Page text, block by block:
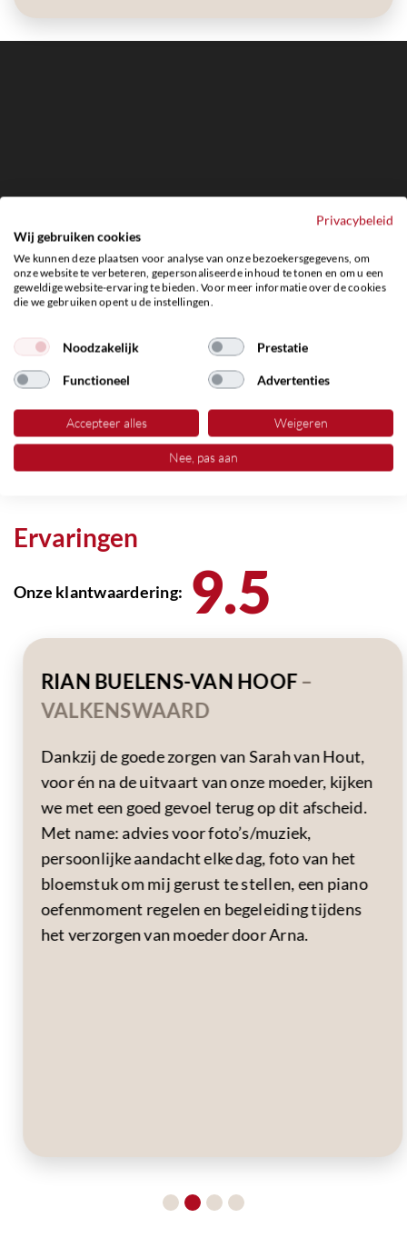
Ervaringen
Onze klantwaardering: 9.5
RIAN BUELENS-VAN HOOF–
VALKENSWAARD
Dankzij de goede zorgen van Sarah van Hout,
voor én na de uitvaart van onze moeder, kijken
we met een goed gevoel terug op dit afscheid.
Met name: advies voor foto’s/muziek,
persoonlijke aandacht elke dag, foto van het
bloemstuk om mij gerust te stellen, een piano
oefenmoment regelen en begeleiding tijdens
het verzorgen van moeder door Arna.
Privacybeleid
Wij gebruiken cookies
We kunnen deze plaatsen voor analyse van onze bezoekersgegevens, om
onze website te verbeteren, gepersonaliseerde inhoud te tonen en om u een
geweldige website-ervaring te bieden. Voor meer informatie over de cookies
die we gebruiken opent u de instellingen.
Noodzakelijk Prestatie
Functioneel Advertenties
Accepteer alles Weigeren
Nee, pas aan